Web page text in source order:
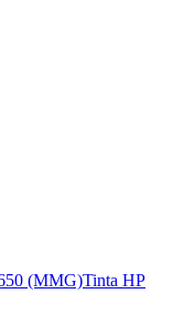
Tinta HP